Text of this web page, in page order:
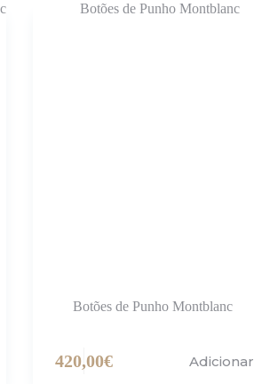
Botões de Punho Montblanc
420,00€ Adicionar